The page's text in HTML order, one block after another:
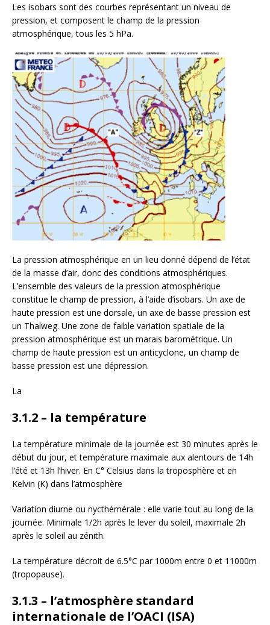
Les isobars sont des courbes représentant un niveau de
pression, et composent le champ de la pression
atmosphérique, tous les 5 hPa.
La pression atmosphérique en un lieu donné dépend de l’état
de la masse d’air, donc des conditions atmosphériques.
L’ensemble des valeurs de la pression atmosphérique
constitue le champ de pression, à l’aide d’isobars. Un axe de
haute pression est une dorsale, un axe de basse pression est
un Thalweg. Une zone de faible variation spatiale de la
pression atmosphérique est un marais barométrique. Un
champ de haute pression est un anticyclone, un champ de
basse pression est une dépression.
La
3.1.2 – la température
La température minimale de la journée est 30 minutes après le
début du jour, et température maximale aux alentours de 14h
l’été et 13h l’hiver. En C° Celsius dans la troposphère et en
Kelvin (K) dans l’atmosphère
Variation diurne ou nycthémérale : elle varie tout au long de la
journée. Minimale 1/2h après le lever du soleil, maximale 2h
après le soleil au zénith.
La température décroit de 6.5°C par 1000m entre 0 et 11000m
(tropopause).
3.1.3 – l’atmosphère standard
internationale de l’OACI (ISA)